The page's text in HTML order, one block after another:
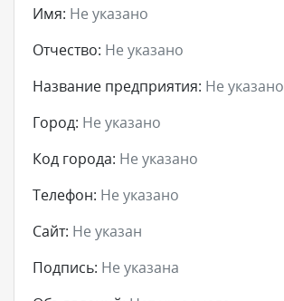
Имя: Не указано
Отчество: Не указано
Название предприятия: Не указано
Город: Не указано
Код города: Не указано
Телефон: Не указано
Сайт: Не указан
Подпись: Не указана